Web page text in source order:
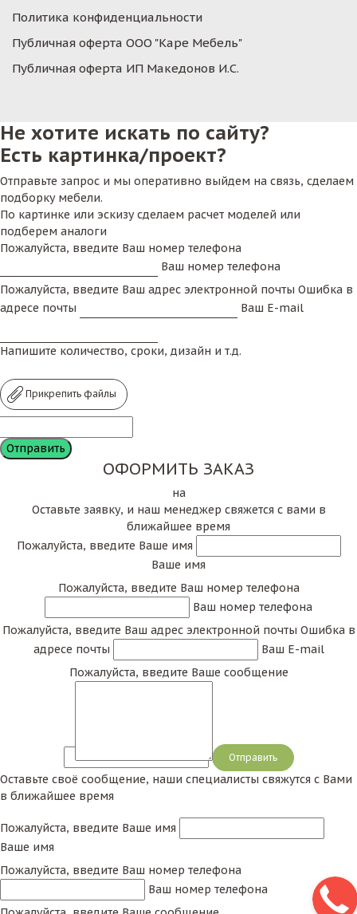
Политика конфиденциальности
Публичная оферта ООО "Каре Мебель"
Публичная оферта ИП Македонов И.С.
Не хотите искать по сайту?
Есть картинка/проект?
Отправьте запрос и мы оперативно выйдем на связь, сделаем
подборку мебели.
По картинке или эскизу сделаем расчет моделей или
подберем аналоги
Пожалуйста, введите Ваш номер телефона
Ваш номер телефона
Пожалуйста, введите Ваш адрес электронной почты Ошибка в
адресе почты
Ваш E-mail
Напишите количество, сроки, дизайн и т.д.
Прикрепить файлы
ОФОРМИТЬ ЗАКАЗ
на
Оставьте заявку, и наш менеджер свяжется с вами в
ближайшее время
Пожалуйста, введите Ваше имя
Ваше имя
Пожалуйста, введите Ваш номер телефона
Ваш номер телефона
Пожалуйста, введите Ваш адрес электронной почты Ошибка в
адресе почты
Ваш E-mail
Пожалуйста, введите Ваше сообщение
Сообщение
Оставьте своё сообщение, наши специалисты свяжутся с Вами
в ближайшее время
Пожалуйста, введите Ваше имя
Ваше имя
Пожалуйста, введите Ваш номер телефона
Ваш номер телефона